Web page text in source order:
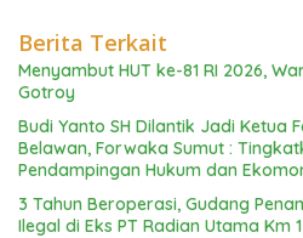
Berita Terkait
Menyambut HUT ke-81 RI 2026,
Gotroy
Budi Yanto SH Dilantik Jadi Ketua
Belawan, Forwaka Sumut :
Pendampingan Hukum dan
3 Tahun Beroperasi, Gudang
Ilegal di Eks PT Radian Utama Km